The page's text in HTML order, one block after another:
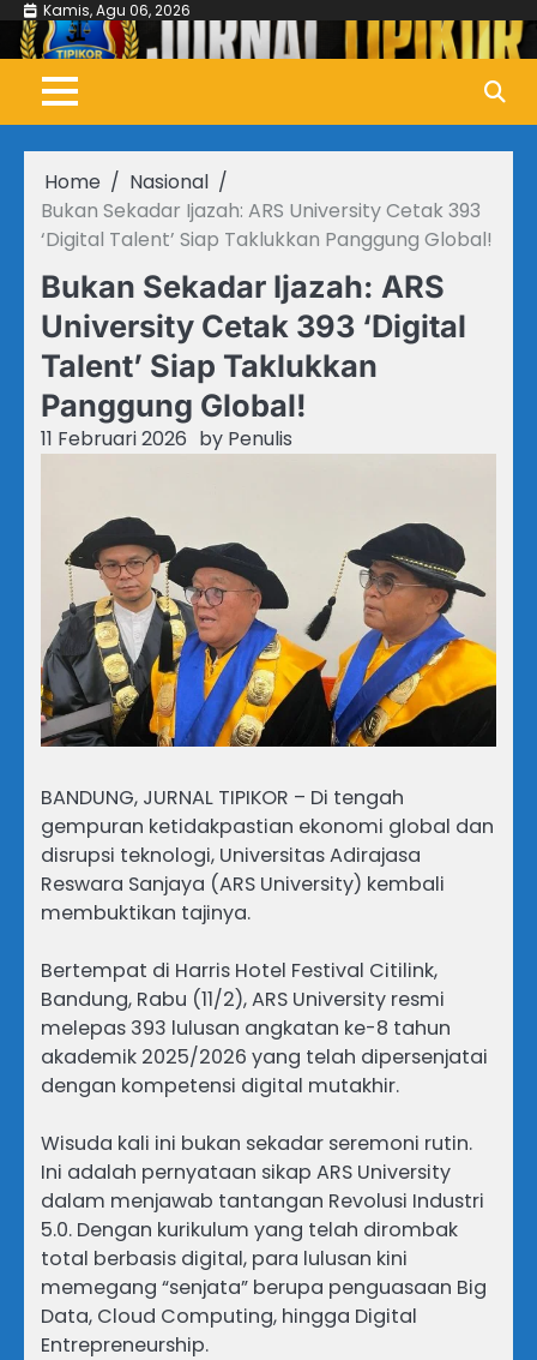
Skip
content
Kamis, Agu 06, 2026
Home
Nasional
Bukan Sekadar Ijazah: ARS University Cetak 393
‘Digital Talent’ Siap Taklukkan Panggung Global!
Bukan Sekadar Ijazah: ARS
University Cetak 393 ‘Digital
Talent’ Siap Taklukkan
Panggung Global!
11 Februari 2026 by Penulis
BANDUNG, JURNAL TIPIKOR – Di tengah
gempuran ketidakpastian ekonomi global dan
disrupsi teknologi, Universitas Adirajasa
Reswara Sanjaya (ARS University) kembali
membuktikan tajinya.
Bertempat di Harris Hotel Festival Citilink,
Bandung, Rabu (11/2), ARS University resmi
melepas 393 lulusan angkatan ke-8 tahun
akademik 2025/2026 yang telah dipersenjatai
dengan kompetensi digital mutakhir.
Wisuda kali ini bukan sekadar seremoni rutin.
Ini adalah pernyataan sikap ARS University
dalam menjawab tantangan Revolusi Industri
5.0. Dengan kurikulum yang telah dirombak
total berbasis digital, para lulusan kini
memegang “senjata” berupa penguasaan Big
Data, Cloud Computing, hingga Digital
Entrepreneurship.